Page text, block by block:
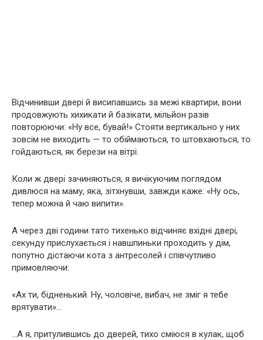
Відчинивши двері й висипавшись за межі квартири, вони
продовжують хихикати й базікати, мільйон разів
повторюючи: «Ну все, бувай!» Стояти вертикально у них
зовсім не виходить — то обіймаються, то штовхаються, то
гойдаються, як берези на вітрі.
Коли ж двері зачиняються, я вичікуючим поглядом
дивлюся на маму, яка, зітхнувши, завжди каже: «Ну ось,
тепер можна й чаю випити».
А через дві години тато тихенько відчиняє вхідні двері,
секунду прислухається і навшпиньки проходить у дім,
попутно дістаючи кота з антресолей і співчутливо
примовляючи:
«Ах ти, бідненький. Ну, чоловіче, вибач, не зміг я тебе
врятувати»…
…А я, притулившись до дверей, тихо сміюся в кулак, щоб